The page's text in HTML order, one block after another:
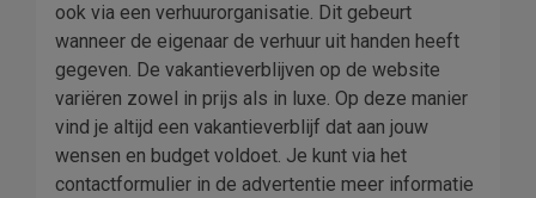
ook via een verhuurorganisatie. Dit gebeurt
wanneer de eigenaar de verhuur uit handen heeft
gegeven. De vakantieverblijven op de website
variëren zowel in prijs als in luxe. Op deze manier
vind je altijd een vakantieverblijf dat aan jouw
wensen en budget voldoet. Je kunt via het
contactformulier in de advertentie meer informatie